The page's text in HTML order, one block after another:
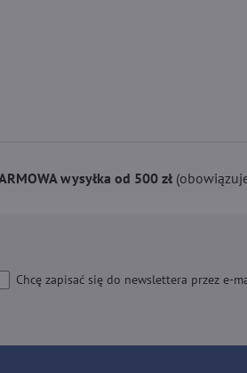
wysyłka od 500 zł
Chcę zapisać się do newslettera przez e-